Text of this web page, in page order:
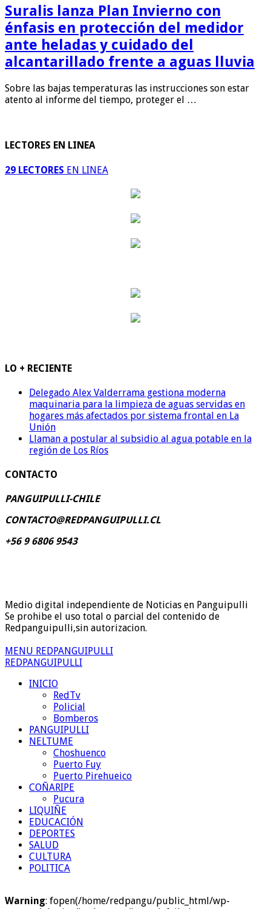
Suralis lanza Plan Invierno con
énfasis en protección del medidor
ante heladas y cuidado del
alcantarillado frente a aguas lluvia
Sobre las bajas temperaturas las instrucciones son estar
atento al informe del tiempo, proteger el …
LECTORES EN LINEA
29 LECTORES EN LINEA
LO + RECIENTE
Delegado Alex Valderrama gestiona moderna
maquinaria para la limpieza de aguas servidas en
hogares más afectados por sistema frontal en La
Unión
Llaman a postular al subsidio al agua potable en la
región de Los Ríos
CONTACTO
PANGUIPULLI-CHILE
CONTACTO@REDPANGUIPULLI.CL
+56 9 6806 9543
Medio digital independiente de Noticias en Panguipulli
Se prohibe el uso total o parcial del contenido de
Redpanguipulli,sin autorizacion.
MENU REDPANGUIPULLI
REDPANGUIPULLI
INICIO
RedTv
Policial
Bomberos
PANGUIPULLI
NELTUME
Choshuenco
Puerto Fuy
Puerto Pirehueico
COÑARIPE
Pucura
LIQUIÑE
EDUCACIÓN
DEPORTES
SALUD
CULTURA
POLITICA
Warning: fopen(/home/redpangu/public_html/wp-